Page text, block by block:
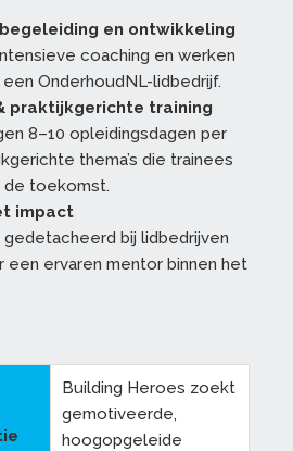
en ontwikkeling
coaching en werken
OnderhoudNL-lidbedrijf.
praktijkgerichte training
8–10 opleidingsdagen per
thema’s die trainees
toekomst.
impact
bij lidbedrijven
een ervaren mentor binnen het
Building Heroes zoekt
gemotiveerde,
hoogopgeleide